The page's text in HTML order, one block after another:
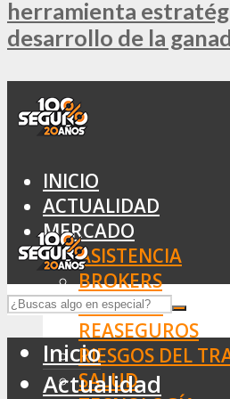
herramienta
desarrollo de la
INICIO
ACTUALIDAD
MERCADO
ASISTENCIA
BROKERS
SEGUROS
REASEGUROS
RIESGOS DEL
SALUD
Inicio
Actualidad